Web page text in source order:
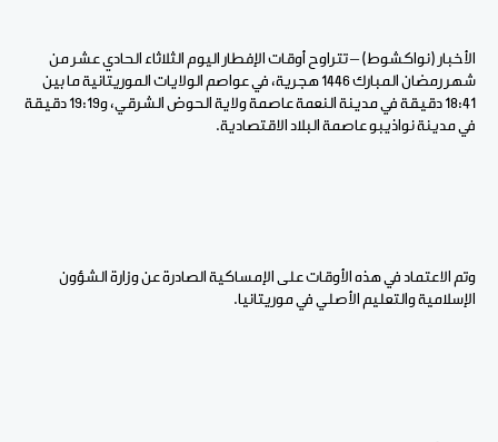
الأخبار (نواكشوط) – تتراوح أوقات الإفطار اليوم الثلاثاء الحادي عشر من
شهر رمضان المبارك 1446 هجرية، في عواصم الولايات الموريتانية ما بين
18:41 دقيقة في مدينة النعمة عاصمة ولاية الحوض الشرقي، و19:19 دقيقة
في مدينة نواذيبو عاصمة البلاد الاقتصادية.
وتم الاعتماد في هذه الأوقات على الإمساكية الصادرة عن وزارة الشؤون
الإسلامية والتعليم الأصلي في موريتانيا.